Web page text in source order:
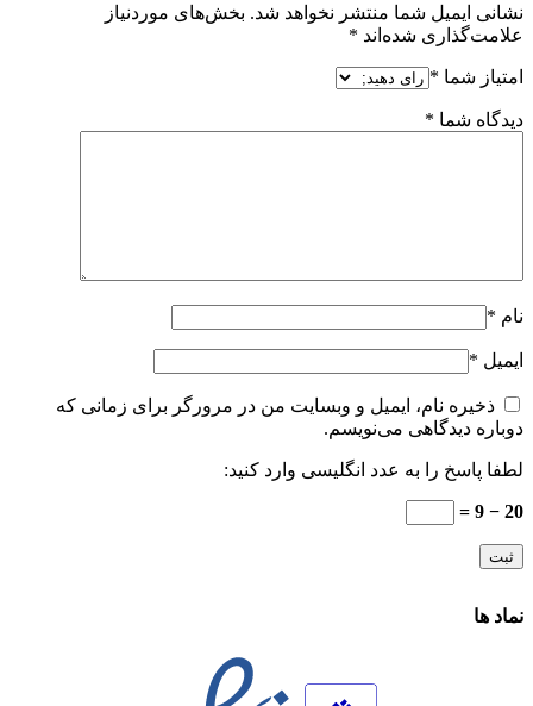
نشانی ایمیل شما منتشر نخواهد شد. بخش‌های موردنیاز
علامت‌گذاری شده‌اند *
امتیاز شما *
دیدگاه شما *
نام *
ایمیل *
ذخیره نام، ایمیل و وبسایت من در مرورگر برای زمانی که
دوباره دیدگاهی می‌نویسم.
لطفا پاسخ را به عدد انگلیسی وارد کنید:
20 − 9 =
نماد ها